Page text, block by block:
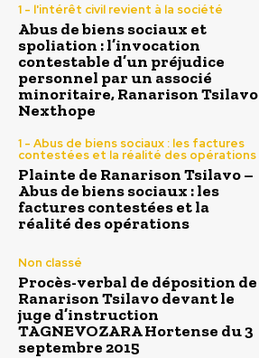
1 - l'intérêt civil revient à la société
Abus de biens sociaux et
spoliation : l’invocation
contestable d’un préjudice
personnel par un associé
minoritaire, Ranarison Tsilavo
Nexthope
1 - Abus de biens sociaux : les factures
contestées et la réalité des opérations
Plainte de Ranarison Tsilavo –
Abus de biens sociaux : les
factures contestées et la
réalité des opérations
Non classé
Procès-verbal de déposition de
Ranarison Tsilavo devant le
juge d’instruction
TAGNEVOZARA Hortense du 3
septembre 2015